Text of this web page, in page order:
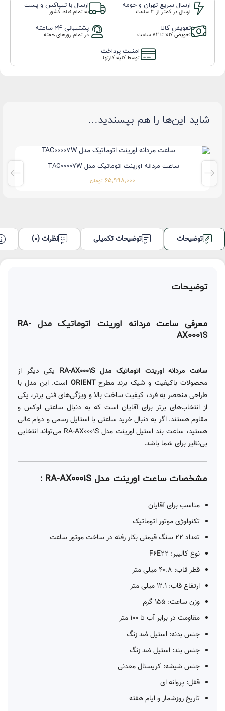
ارسال سریع تهران و حومه
ارسال در کمتر از 3 ساعت
ارسال با تیپاکس و پست
به تمام نقاط کشور
تعویض کالا
تعویض کالا تا ۷۲ ساعت
پشتیبانی 24 ساعته
در تمام روزهای هفته
امنیت پرداخت
توسط کلیه کارتها
شاید این‌ها را هم بپسندید…
ساعت مردانه اورینت اتوماتیک مدل TAC00007W
65,998,000 تومان
توضیحات توضیحات تکمیلی نظرات (0)
توضیحات
معرفی ساعت مردانه اورینت اتوماتیک مدل RA-
AX0001S
ساعت مردانه اورینت اتوماتیک مدل RA-AX0001S
یکی دیگر از
محصولات باکیفیت و شیک برند مطرحORIENT است. این مدل با
طراحی منحصر به فرد، کیفیت ساخت بالا و ویژگی‌های فنی برتر، یکی
از انتخاب‌های برتر برای آقایان است که به دنبال ساعتی لوکس و
مقاوم هستند. اگر به دنبال خرید ساعتی با استایل رسمی و دوام عالی
هستید، ساعت بند استیل اورینت مدل RA-AX0001S می‌تواند انتخابی
بی‌نظیر برای شما باشد.
مشخصات ساعت اورینت مدل RA-AX0001S :
مناسب برای آقایان
تکنولوژی موتور اتوماتیک
تعداد 22 سنگ قیمتی بکار رفته در ساخت موتور ساعت
نوع کالیبر: F6E22
قطر قاب: 40.8 میلی متر
ارتفاع قاب: 12.1 میلی متر
وزن ساعت: 155 گرم
مقاومت در برابر آب تا 100 متر
جنس بدنه: استیل ضد زنگ
جنس بند: استیل ضد زنگ
جنس شیشه: کریستال معدنی
قفل: پروانه ای
تاریخ روزشمار و ایام هفته